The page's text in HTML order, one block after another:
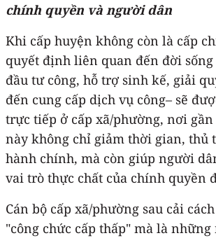
chính quyền và người dân
Khi cấp huyện không còn là cấp
quyết định liên quan đến đời
đầu tư công, hỗ trợ sinh kế, giải
đến cung cấp dịch vụ công– sẽ
trực tiếp ở cấp xã/phường, nơi
này không chỉ giảm thời gian, thủ
hành chính, mà còn giúp người
vai trò thực chất của chính quyền
Cán bộ cấp xã/phường sau cải
"công chức cấp thấp" mà là